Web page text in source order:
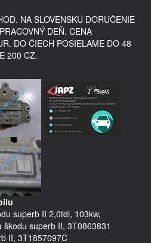
NA SLOVENSKU DORUČENIE
DEŇ. CENA
DO ČIECH POSIELAME DO 48
200 CZ.
superb II 2,0tdi, 103kw,
superb II, 3T0863831
II, 3T1857097C